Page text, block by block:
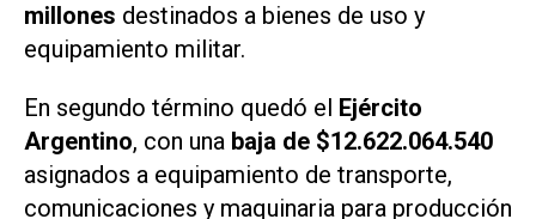
millones destinados a bienes de uso y
equipamiento militar.
En segundo término quedó el Ejército
Argentino, con una baja de $12.622.064.540
asignados a equipamiento de transporte,
comunicaciones y maquinaria para producción